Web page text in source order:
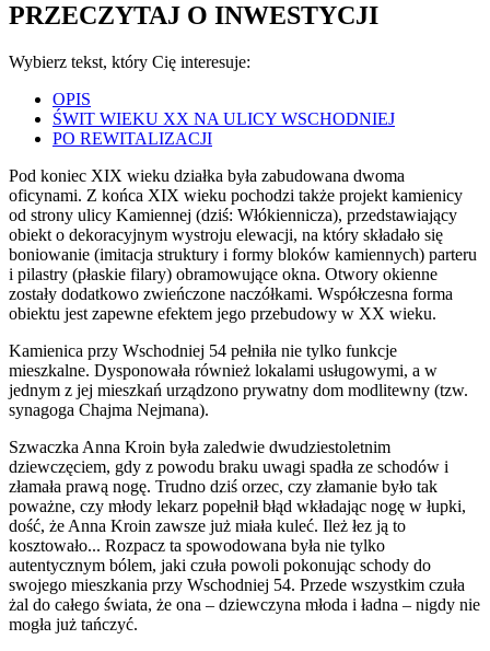
PRZECZYTAJ O INWESTYCJI
Wybierz tekst, który Cię interesuje:
OPIS
ŚWIT WIEKU XX NA ULICY WSCHODNIEJ
PO REWITALIZACJI
Pod koniec XIX wieku działka była zabudowana dwoma
oficynami. Z końca XIX wieku pochodzi także projekt kamienicy
od strony ulicy Kamiennej (dziś: Włókiennicza), przedstawiający
obiekt o dekoracyjnym wystroju elewacji, na który składało się
boniowanie (imitacja struktury i formy bloków kamiennych) parteru
i pilastry (płaskie filary) obramowujące okna. Otwory okienne
zostały dodatkowo zwieńczone naczółkami. Współczesna forma
obiektu jest zapewne efektem jego przebudowy w XX wieku.
Kamienica przy Wschodniej 54 pełniła nie tylko funkcje
mieszkalne. Dysponowała również lokalami usługowymi, a w
jednym z jej mieszkań urządzono prywatny dom modlitewny (tzw.
synagoga Chajma Nejmana).
Szwaczka Anna Kroin była zaledwie dwudziestoletnim
dziewczęciem, gdy z powodu braku uwagi spadła ze schodów i
złamała prawą nogę. Trudno dziś orzec, czy złamanie było tak
poważne, czy młody lekarz popełnił błąd wkładając nogę w łupki,
dość, że Anna Kroin zawsze już miała kuleć. Ileż łez ją to
kosztowało... Rozpacz ta spowodowana była nie tylko
autentycznym bólem, jaki czuła powoli pokonując schody do
swojego mieszkania przy Wschodniej 54. Przede wszystkim czuła
żal do całego świata, że ona – dziewczyna młoda i ładna – nigdy nie
mogła już tańczyć.